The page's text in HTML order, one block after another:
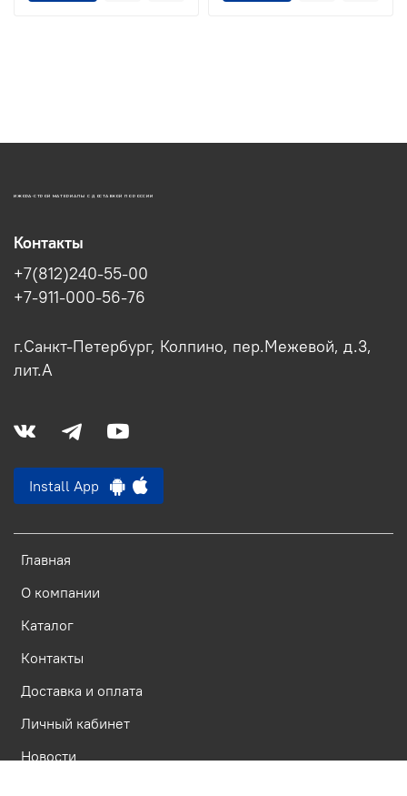
ИЖОРА-СТРОЙ МАТЕРИАЛЫ С ДОСТАВКОЙ ПО РОССИИ
Главная
О компании
Каталог
Контакты
Доставка и оплата
Личный кабинет
Новости
Контакты
+7(812)240-55-00
+7-911-000-56-76
г.Санкт-Петербург, Колпино, пер.Межевой, д.3,
лит.А
Install App